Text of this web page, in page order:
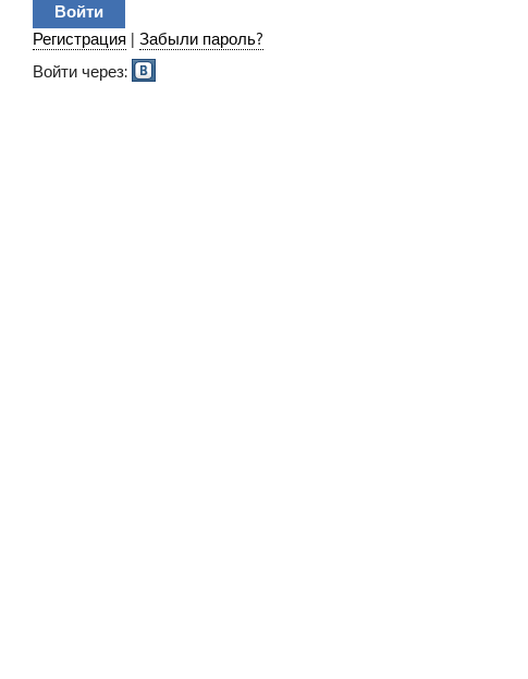
Регистрация | Забыли пароль?
Войти через: